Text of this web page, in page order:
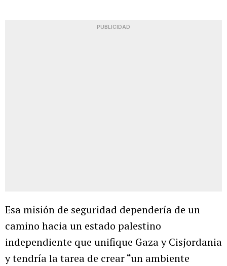
PUBLICIDAD
Esa misión de seguridad dependería de un
camino hacia un estado palestino
independiente que unifique Gaza y Cisjordania
y tendría la tarea de crear “un ambiente